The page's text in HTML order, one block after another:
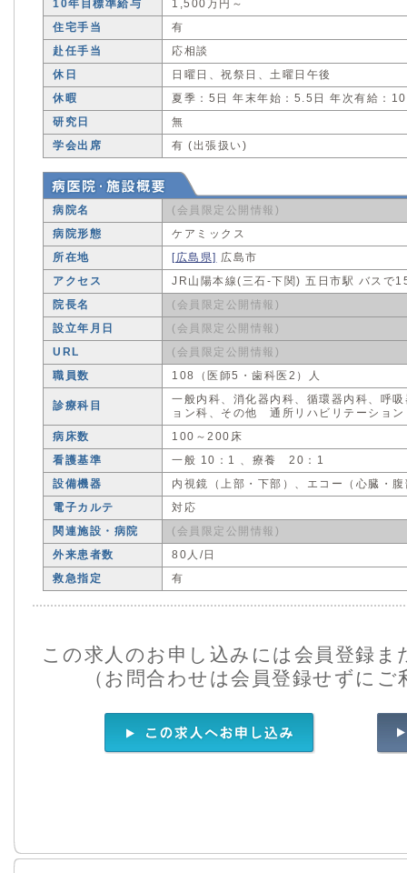
10年目標準給与
1,500万円～
住宅手当
有
赴任手当
応相談
休日
日曜日、祝祭日、土曜日午後
休暇
夏季：5日 年末年始：5.5日 年次有給：
研究日
無
学会出席
有 (出張扱い)
病院名
(会員限定公開情報)
病院形態
ケアミックス
所在地
[広島県] 広島市
アクセス
JR山陽本線(三石-下関) 五日市駅 バスで
院長名
(会員限定公開情報)
設立年月日
(会員限定公開情報)
URL
(会員限定公開情報)
職員数
108（医師5・歯科医2）人
診療科目
一般内科、消化器内科、循環器内科、呼
ョン科、その他 通所リハビリテーション
病床数
100～200床
看護基準
一般 10：1 、療養 20：1
設備機器
内視鏡（上部・下部）、エコー（心臓・
電子カルテ
対応
関連施設・病院
(会員限定公開情報)
外来患者数
80人/日
救急指定
有
この求人のお申し込みには会員登録
（お問合わせは会員登録せずに